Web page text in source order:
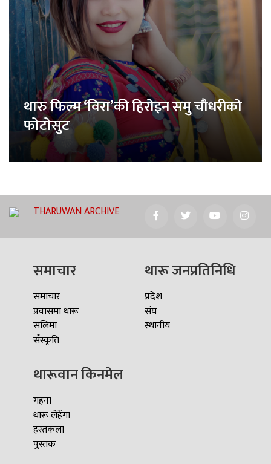
थारु फिल्म ‘विरा’की हिरोइन समु चौधरीको
फोटोसुट
THARUWAN ARCHIVE
समाचार
समाचार
प्रवासमा थारू
सलिमा
सँस्कृति
थारू जनप्रतिनिधि
प्रदेश
संघ
स्थानीय
थारूवान किनमेल
गहना
थारू लेहेँगा
हस्तकला
पुस्तक